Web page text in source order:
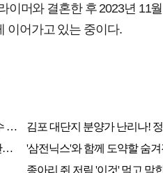
이머와 결혼한 후 2023년 11
이어가고 있는 중이다.